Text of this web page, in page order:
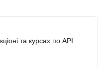
та курсах по API